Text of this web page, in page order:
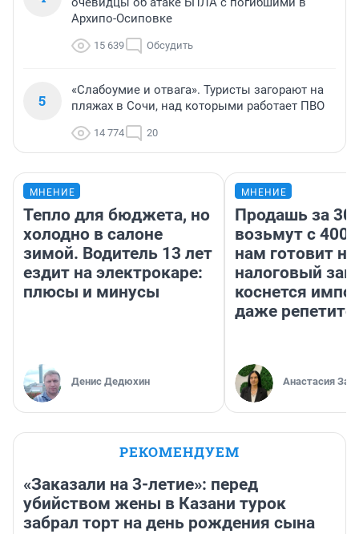
Архипо-Осиповке
15 639 Обсудить
5
«Слабоумие и отвага». Туристы загорают на
пляжах в Сочи, над которыми работает ПВО
14 774 20
МНЕНИЕ
Тепло для бюджета, но
холодно в салоне
зимой. Водитель 13 лет
ездит на электрокаре:
плюсы и минусы
Денис Дедюхин
МНЕНИЕ
Продашь за
возьмут с
нам готовит
налоговый
коснется
даже
Анастасия
РЕКОМЕНДУЕМ
«Заказали на 3-летие»: перед
убийством жены в Казани турок
забрал торт на день рождения сына